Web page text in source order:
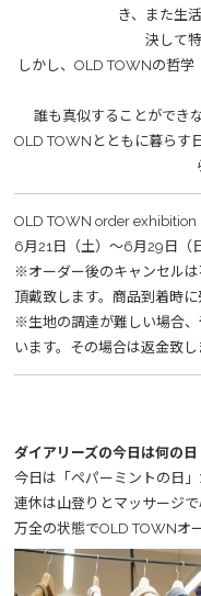
き、また生
決して
しかし、OLD TOWNの哲
誰も真似することができ
OLD TOWNとともに暮らす
OLD TOWN order exhibition
6月21日（土）～6月29日（
※オーダー後のキャンセルは
頂戴致します。商品到着時
※生地の調達が難しい場合
います。その場合は返金致し
ダイアリーズの今日は何の日
今日は「ペパーミントの日」
連休は山登りとマッサージ
万全の状態でOLD TOWNオ